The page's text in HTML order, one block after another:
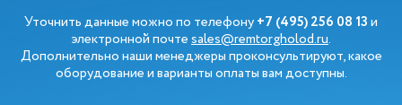
Уточнить данные можно по телефону+7 (495) 256 08 13и
электронной почтеsales@remtorgholod.ru.
Дополнительно наши менеджеры проконсультируют, какое
оборудование и варианты оплаты вам доступны.